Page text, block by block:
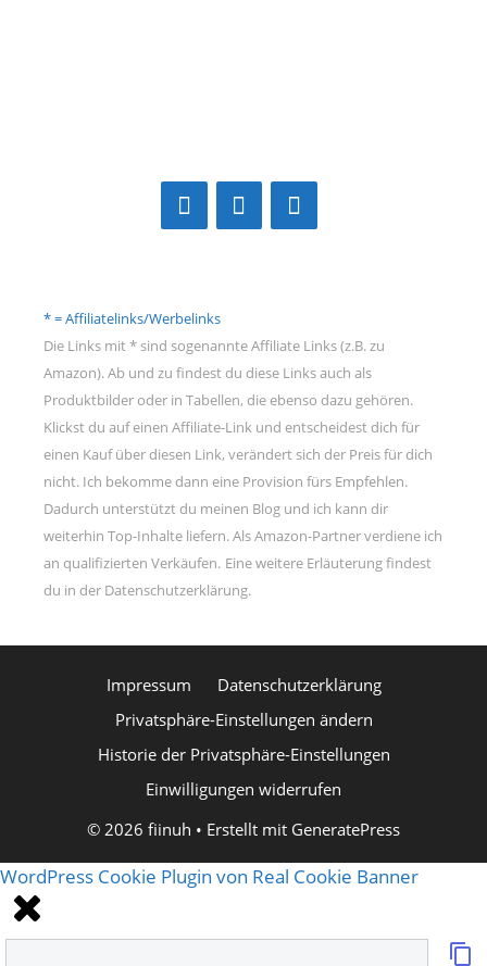
* = Affiliatelinks/Werbelinks
Die Links mit * sind sogenannte Affiliate Links (z.B. zu
Amazon). Ab und zu findest du diese Links auch als
Produktbilder oder in Tabellen, die ebenso dazu gehören.
Klickst du auf einen Affiliate-Link und entscheidest dich für
einen Kauf über diesen Link, verändert sich der Preis für dich
nicht. Ich bekomme dann eine Provision fürs Empfehlen.
Dadurch unterstützt du meinen Blog und ich kann dir
weiterhin Top-Inhalte liefern. Als Amazon-Partner verdiene ich
an qualifizierten Verkäufen. Eine weitere Erläuterung findest
du in der Datenschutzerklärung.
Impressum
Datenschutzerklärung
Privatsphäre-Einstellungen ändern
Historie der Privatsphäre-Einstellungen
Einwilligungen widerrufen
© 2026 fiinuh • Erstellt mit GeneratePress
WordPress Cookie Plugin von Real Cookie Banner